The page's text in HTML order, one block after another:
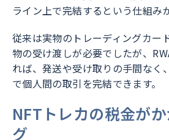
ライン上で完結するという仕組み
従来は実物のトレーディングカー
物の受け渡しが必要でしたが、
れば、発送や受け取りの手間なく
で個人間の取引を完結できます。
NFTトレカの税金が
グ